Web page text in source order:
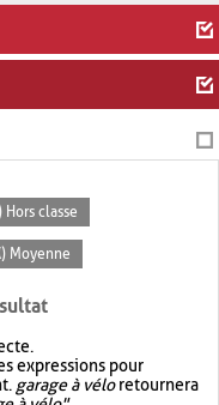
Hors classe
Moyenne
expressions pour
garage à véloretournera